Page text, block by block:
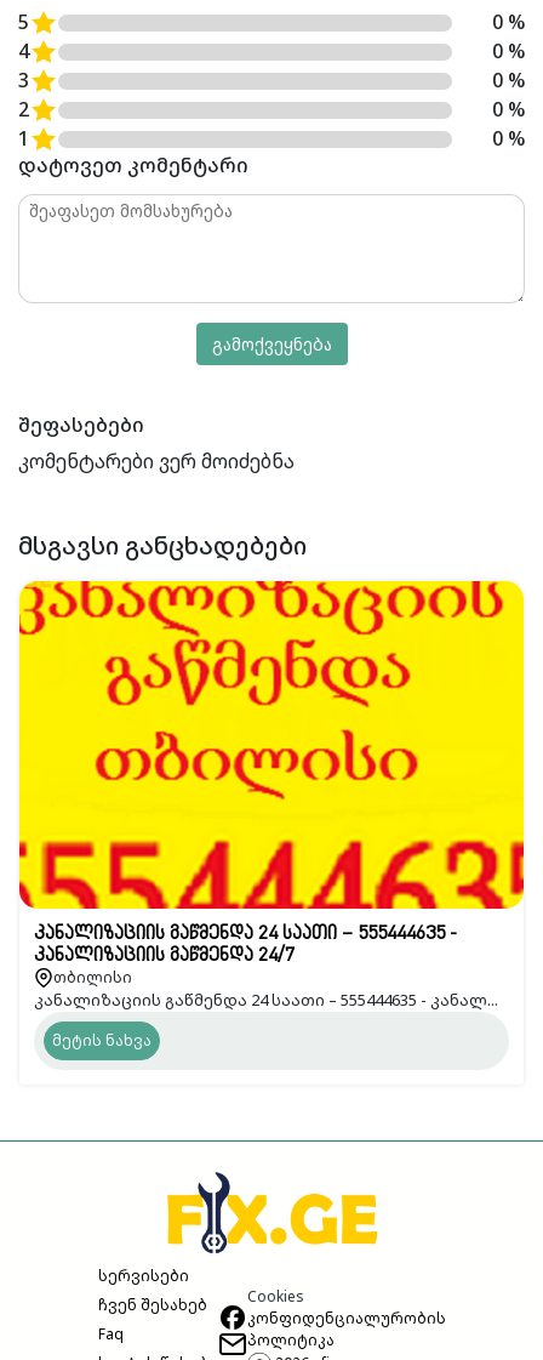
5
0 %
4
0 %
3
0 %
2
0 %
1
0 %
დატოვეთ კომენტარი
გამოქვეყნება
შეფასებები
კომენტარები ვერ მოიძებნა
ᲛᲡᲒᲐᲕᲡᲘ ᲒᲐᲜᲪᲮᲐᲓᲔᲑᲔᲑᲘ
კანალიზაციის გაწმენდა 24 საათი – 555444635 -
კანალიზაციის გაწმენდა 24/7
თბილისი
კანალიზაციის გაწმენდა 24 საათი – 555444635 - კანალ...
მეტის ნახვა
სერვისები
ჩვენ შესახებ
Faq
Cookies
კონფიდენციალურობის
პოლიტიკა